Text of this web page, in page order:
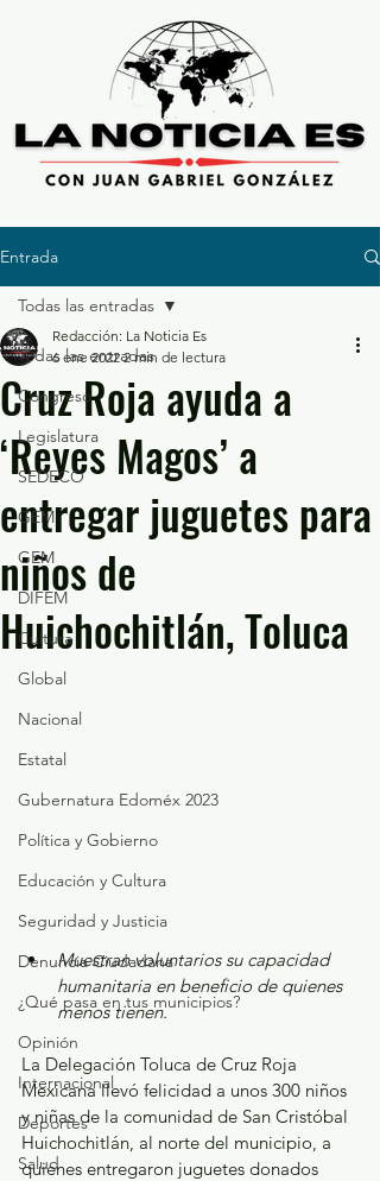
Entrada
Todas las entradas
Congreso
Legislatura
SEDECO
GEM
GEM
DIFEM
Cultura
Global
Nacional
Estatal
Gubernatura Edoméx 2023
Política y Gobierno
Educación y Cultura
Seguridad y Justicia
Denuncia Ciudadana
¿Qué pasa en tus municipios?
Opinión
Internacional
Deportes
Salud
Todas las entradas
Cruz Roja ayuda a
‘Reyes Magos’ a
entregar juguetes para
niños de
Huichochitlán, Toluca
Redacción: La Noticia Es
6 ene 2022 2 min de lectura
Muestran voluntarios su capacidad
humanitaria en beneficio de quienes
menos tienen.
La Delegación Toluca de Cruz Roja
Mexicana llevó felicidad a unos 300 niños
y niñas de la comunidad de San Cristóbal
Huichochitlán, al norte del municipio, a
quienes entregaron juguetes donados